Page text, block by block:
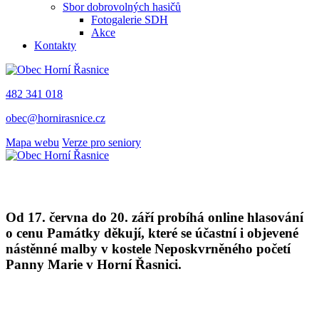
Sbor dobrovolných hasičů
Fotogalerie SDH
Akce
Kontakty
482 341 018
obec@hornirasnice.cz
Mapa webu Verze pro seniory
Od 17. června do 20. září probíhá online hlasování
o cenu Památky děkují, které se účastní i objevené
nástěnné malby v kostele Neposkvrněného početí
Panny Marie v Horní Řasnici.